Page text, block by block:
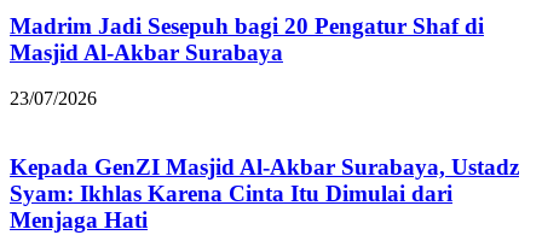
Madrim Jadi Sesepuh bagi 20 Pengatur Shaf di
Masjid Al-Akbar Surabaya
23/07/2026
Kepada GenZI Masjid Al-Akbar Surabaya, Ustadz
Syam: Ikhlas Karena Cinta Itu Dimulai dari
Menjaga Hati